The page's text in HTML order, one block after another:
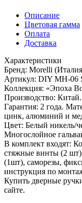
Описание
Цветовая гамма
Оплата
Доставка
Характеристики
Бренд: Morelli
Артикул: DIY MH-06
Коллекция: «Эпоха
Производство:
Гарантия: 2 года.
цинк, алюминий и
Цвет: Белый никель/
Многослойное
В комплект входят:
стяжные винты (2
(1шт), саморезы,
инструкция по
Купить дверные
сайте.